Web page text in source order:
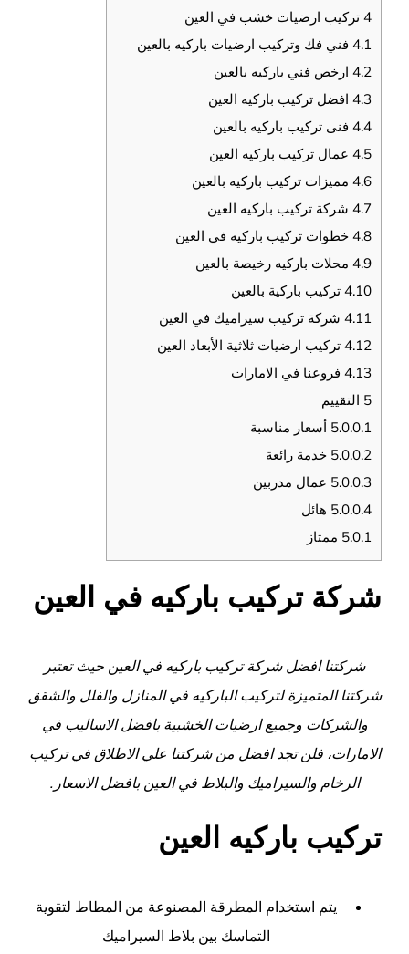
4 تركيب ارضيات خشب في العين
4.1 فني فك وتركيب ارضيات باركيه بالعين
4.2 ارخص فني باركيه بالعين
4.3 افضل تركيب باركيه العين
4.4 فنى تركيب باركيه بالعين
4.5 عمال تركيب باركيه العين
4.6 مميزات تركيب باركيه بالعين
4.7 شركة تركيب باركيه العين
4.8 خطوات تركيب باركيه في العين
4.9 محلات باركيه رخيصة بالعين
4.10 تركيب باركية بالعين
4.11 شركة تركيب سيراميك في العين
4.12 تركيب ارضيات ثلاثية الأبعاد العين
4.13 فروعنا في الامارات
5 التقييم
5.0.0.1 أسعار مناسبة
5.0.0.2 خدمة رائعة
5.0.0.3 عمال مدربين
5.0.0.4 هائل
5.0.1 ممتاز
شركة تركيب باركيه في العين
شركتنا افضل شركة تركيب باركيه فيالعين حيث تعتبر
شركتنا المتميزة لتركيب الباركيه في المنازل والفلل والشقق
والشركات وجميع ارضيات الخشبية بافضل الاساليب في
الامارات، فلن تجد افضل من شركتنا علي الاطلاق في تركيب
الرخام والسيراميك والبلاط في العين بافضل الاسعار.
تركيب باركيه العين
يتم استخدام المطرقة المصنوعة من المطاط لتقوية
التماسك بين بلاط السيراميك